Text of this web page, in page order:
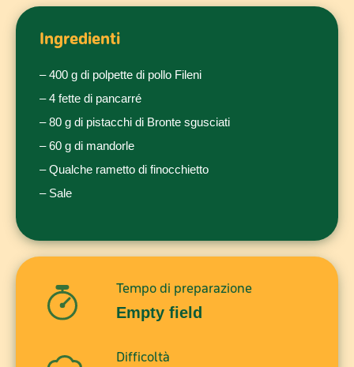
Ingredienti
– 400 g di polpette di pollo Fileni
– 4 fette di pancarré
– 80 g di pistacchi di Bronte sgusciati
– 60 g di mandorle
– Qualche rametto di finocchietto
– Sale
Tempo di preparazione
Empty field
Difficoltà